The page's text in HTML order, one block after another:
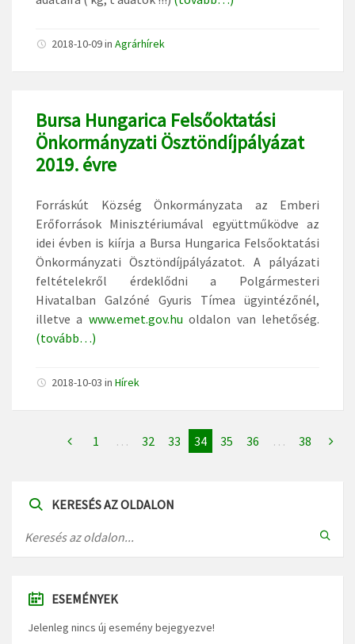
2018-10-09in Agrárhírek
Bursa Hungarica Felsőoktatási
Önkormányzati Ösztöndíjpályázat
2019. évre
Forráskút Község Önkormányzata az Emberi
Erőforrások Minisztériumával együttműködve az
idei évben is kiírja a Bursa Hungarica Felsőoktatási
Önkormányzati Ösztöndíjpályázatot. A pályázati
feltételekről érdeklődni a Polgármesteri
Hivatalban Galzóné Gyuris Tímea ügyintézőnél,
illetve a www.emet.gov.hu oldalon van lehetőség.
(tovább…)
2018-10-03 in Hírek
1 … 32 33 34 35 36 … 38
KERESÉS AZ OLDALON
ESEMÉNYEK
Jelenleg nincs új esemény bejegyezve!